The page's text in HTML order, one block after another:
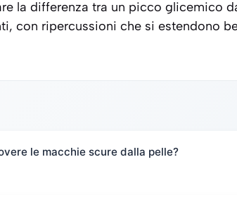
la differenza tra un picco glicemico
con ripercussioni che si estendono
le macchie scure dalla pelle?